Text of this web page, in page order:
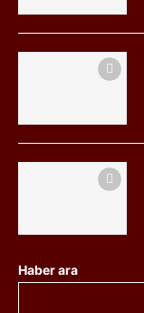
Haber ara